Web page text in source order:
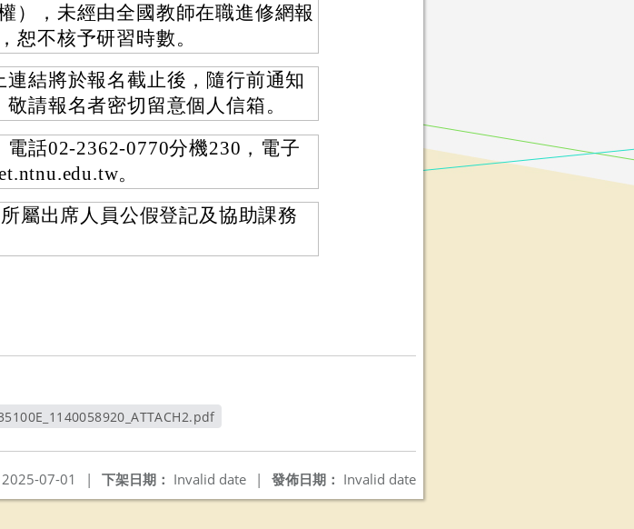
），未經由全國教師在職進修網報
恕不核予研習時數。
結將於報名截止後，隨行前通知
請報名者密切留意個人信箱。
話02-2362-0770分機230，電子
。
屬出席人員公假登記及協助課務
發佈日期： Invalid date
下架日期： Invalid date |
2025-07-01 |